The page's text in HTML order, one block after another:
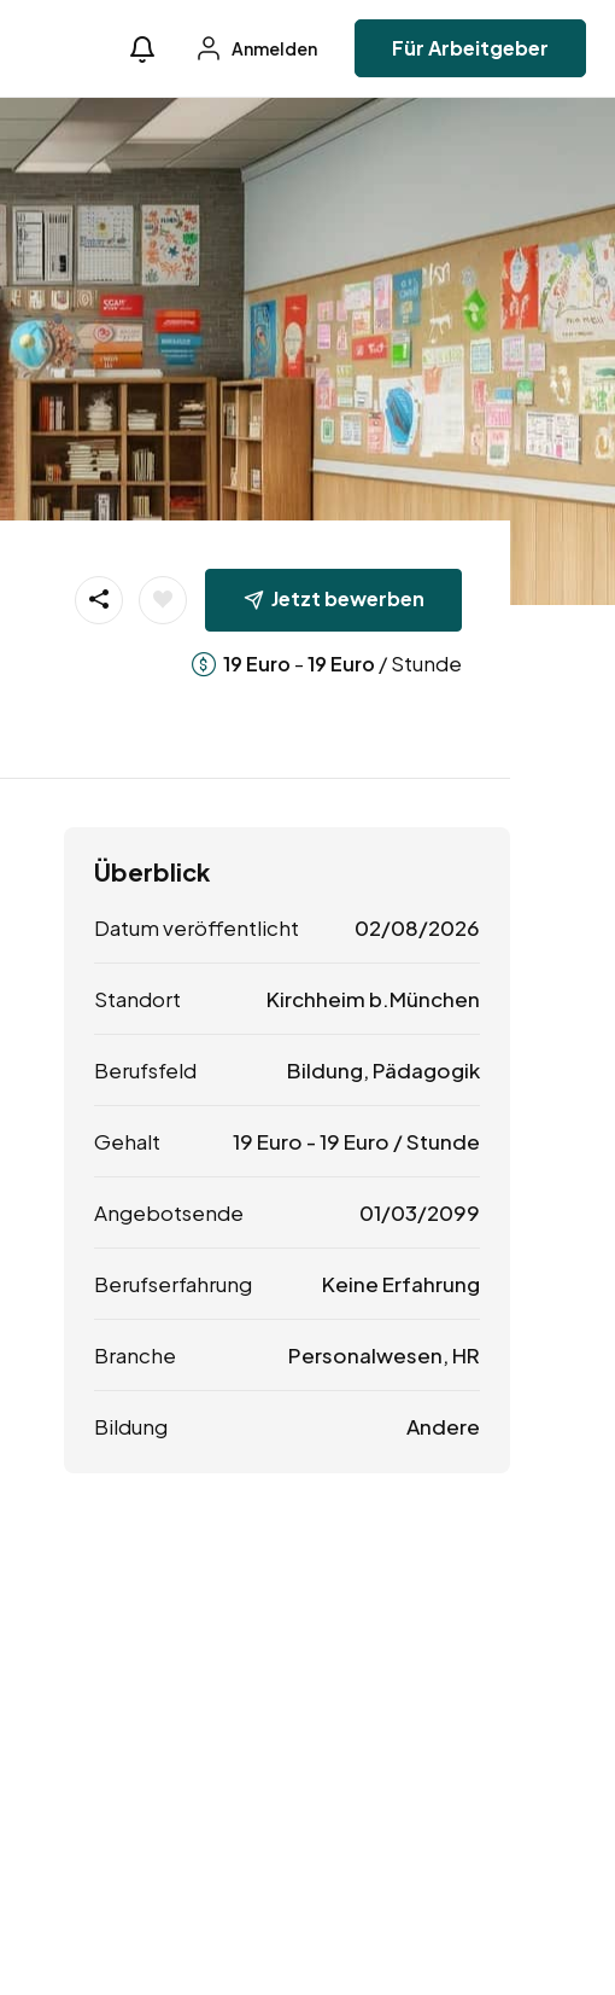
Anmelden Für Arbeitgeber
Jetzt bewerben
19 Euro -19 Euro / Stunde
Überblick
Datum veröffentlicht 02/08/2026
Standort Kirchheim b.München
Berufsfeld Bildung, Pädagogik
Gehalt 19 Euro -19 Euro / Stunde
Angebotsende 01/03/2099
Berufserfahrung Keine Erfahrung
Branche Personalwesen, HR
Bildung Andere